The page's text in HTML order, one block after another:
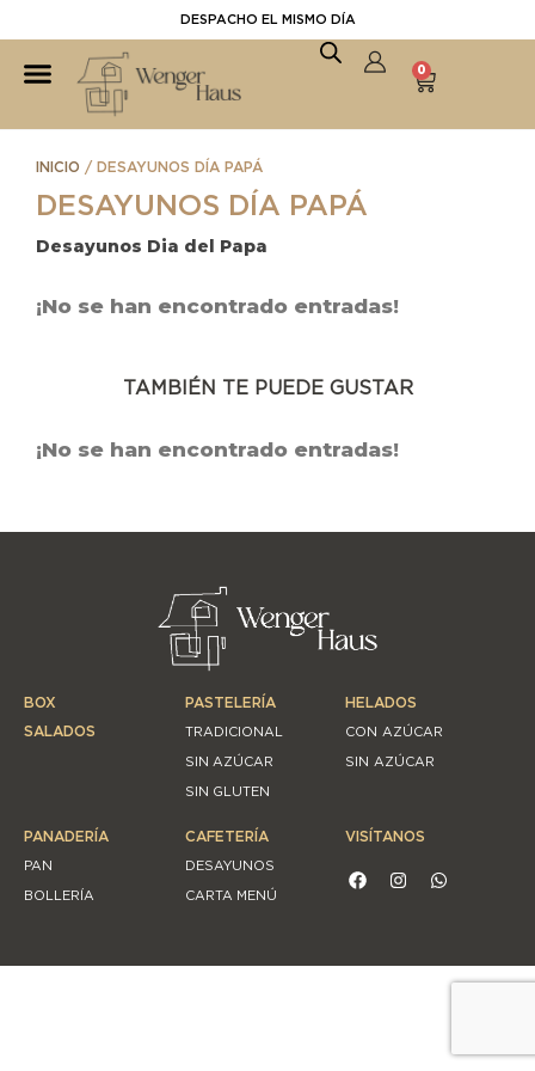
DESPACHO EL MISMO DÍA
0
INICIO / DESAYUNOS DÍA PAPÁ
DESAYUNOS DÍA PAPÁ
Desayunos Dia del Papa
¡No se han encontrado entradas!
TAMBIÉN TE PUEDE GUSTAR
¡No se han encontrado entradas!
BOX
SALADOS
PASTELERÍA
TRADICIONAL
SIN AZÚCAR
SIN GLUTEN
HELADOS
CON AZÚCAR
SIN AZÚCAR
PANADERÍA
PAN
BOLLERÍA
CAFETERÍA
DESAYUNOS
CARTA MENÚ
VISÍTANOS